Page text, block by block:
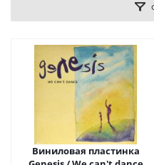
Виниловая пластинка